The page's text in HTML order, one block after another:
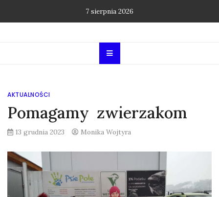
7 sierpnia 2026
AKTUALNOŚCI
Pomagamy zwierzakom
13 grudnia 2023 Monika Wojtyra